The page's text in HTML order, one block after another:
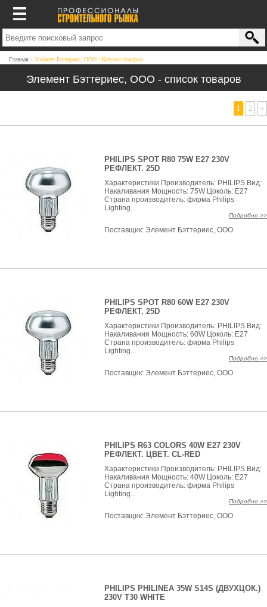
Главная Элемент Бэттериес, ООО Каталог товаров
Элемент Бэттериес, ООО - список товаров
1 2 »
PHILIPS SPOT R80 75W E27 230V
РЕФЛЕКТ. 25D
Характеристики Производитель: PHILIPS Вид:
Накаливания Мощность: 75W Цоколь: E27
Страна производитель: фирма Philips
Lighting...
Подробно >>
Поставщик: Элемент Бэттериес, ООО
PHILIPS SPOT R80 60W E27 230V
РЕФЛЕКТ. 25D
Характеристики Производитель: PHILIPS Вид:
Накаливания Мощность: 60W Цоколь: E27
Страна производитель: фирма Philips
Lighting...
Подробно >>
Поставщик: Элемент Бэттериес, ООО
PHILIPS R63 COLORS 40W E27 230V
РЕФЛЕКТ. ЦВЕТ. CL-RED
Характеристики Производитель: PHILIPS Вид:
Накаливания Мощность: 40W Цоколь: E27
Страна производитель: фирма Philips
Lighting...
Подробно >>
Поставщик: Элемент Бэттериес, ООО
PHILIPS PHILINEA 35W S14S (ДВУХЦОК.)
230V T30 WHITE